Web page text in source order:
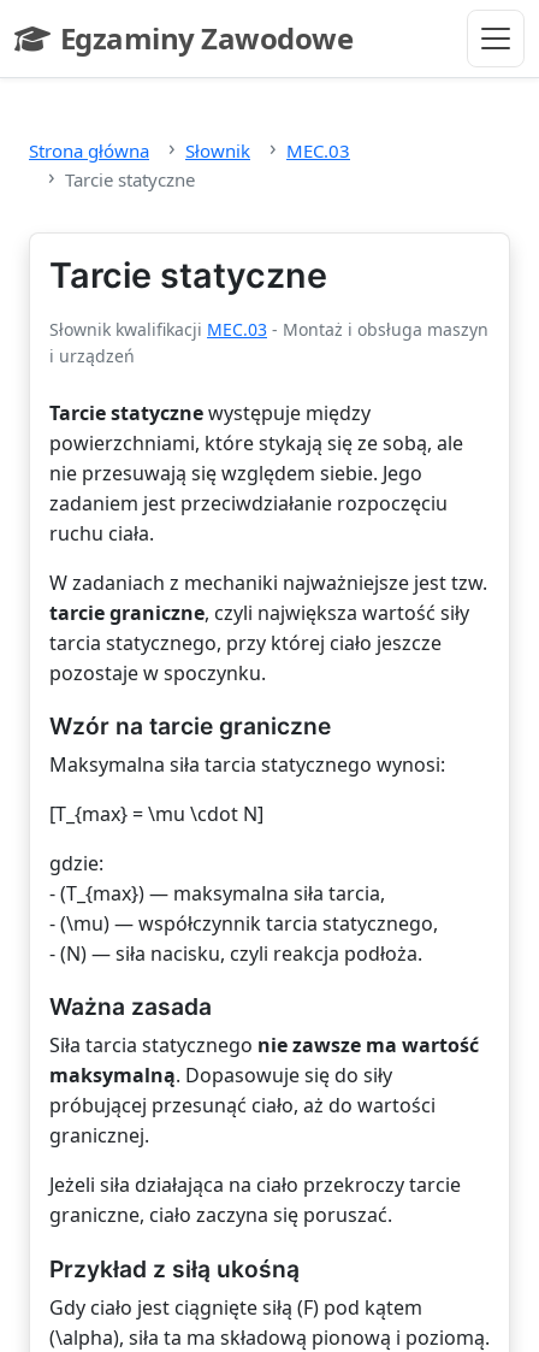
Egzaminy Zawodowe
- strona główna
Strona główna Słownik
MEC.03
Tarcie statyczne
Tarcie statyczne
Słownik kwalifikacji MEC.03 - Montaż i obsługa maszyn
i urządzeń
Tarcie statycznewystępuje między
powierzchniami, które stykają się ze sobą, ale
nie przesuwają się względem siebie. Jego
zadaniem jest przeciwdziałanie rozpoczęciu
ruchu ciała.
W zadaniach z mechaniki najważniejsze jest tzw.
tarcie graniczne, czyli największa wartość siły
tarcia statycznego, przy której ciało jeszcze
pozostaje w spoczynku.
Wzór na tarcie graniczne
Maksymalna siła tarcia statycznego wynosi:
[T_{max} = \mu \cdot N]
gdzie:
- (T_{max}) — maksymalna siła tarcia,
- (\mu) — współczynnik tarcia statycznego,
- (N) — siła nacisku, czyli reakcja podłoża.
Ważna zasada
Siła tarcia statycznego nie zawsze ma wartość
maksymalną. Dopasowuje się do siły
próbującej przesunąć ciało, aż do wartości
granicznej.
Jeżeli siła działająca na ciało przekroczy tarcie
graniczne, ciało zaczyna się poruszać.
Przykład z siłą ukośną
Gdy ciało jest ciągnięte siłą (F) pod kątem
(\alpha), siła ta ma składową pionową i poziomą.